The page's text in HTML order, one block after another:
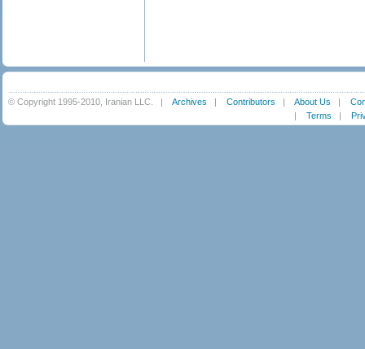
© Copyright 1995-2010, Iranian LLC. | Archives | Contributors | About Us |
| Terms |